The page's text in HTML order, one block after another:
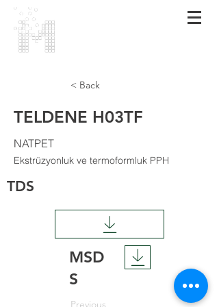
< Back
TELDENE H03TF
NATPET
Ekstrüzyonluk ve termoformluk PPH
TDS
MSD
S
Previous